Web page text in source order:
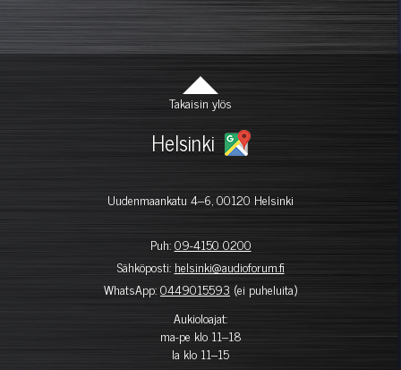
Takaisin ylös
Helsinki
Uudenmaankatu 4–6, 00120 Helsinki
Puh:09-4150 0200
Sähköposti: helsinki@audioforum.fi
WhatsApp:0449015593 (ei puheluita)
Aukioloajat:
ma-pe klo 11–18
la klo 11–15